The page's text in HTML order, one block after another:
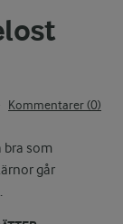
Kommentarer (0)
som
går